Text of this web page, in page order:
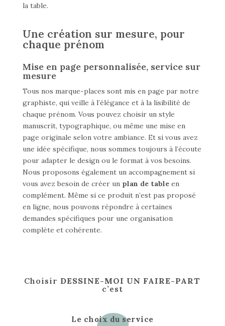
la table.
Une création sur mesure, pour
chaque prénom
Mise en page personnalisée, service sur
mesure
Tous nos marque-places sont mis en page par notre
graphiste, qui veille à l’élégance et à la lisibilité de
chaque prénom. Vous pouvez choisir un style
manuscrit, typographique, ou même une mise en
page originale selon votre ambiance. Et si vous avez
une idée spécifique, nous sommes toujours à l’écoute
pour adapter le design ou le format à vos besoins.
Nous proposons également un accompagnement si
vous avez besoin de créer un plan de tableen
complément. Même si ce produit n’est pas proposé
en ligne, nous pouvons répondre à certaines
demandes spécifiques pour une organisation
complète et cohérente.
Choisir DESSINE-MOI UN FAIRE-PART
c’est
Le choix du service